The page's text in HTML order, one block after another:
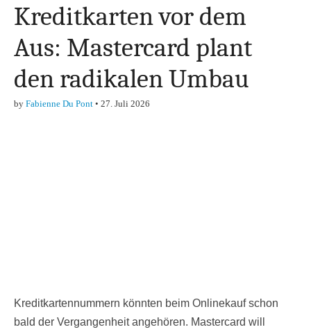
Kreditkarten vor dem
Aus: Mastercard plant
den radikalen Umbau
by Fabienne Du Pont • 27. Juli 2026
Kreditkartennummern könnten beim Onlinekauf schon
bald der Vergangenheit angehören. Mastercard will